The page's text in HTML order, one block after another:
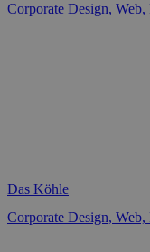
Corporate Design, Web,
Das Köhle
Corporate Design, Web,